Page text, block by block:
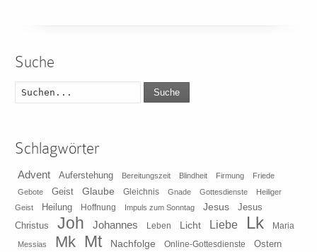
Suche
Suche
Schlagwörter
Advent Auferstehung Bereitungszeit Blindheit Firmung
Friede
Gebote
Geist Glaube Gleichnis Gnade Gottesdienste
Heiliger
Geist
Heilung Hoffnung Impuls zum Sonntag Jesus
Jesus
Christus
Joh Johannes Leben Licht Liebe Lk Maria
Messias Mk Mt Nachfolge Online-Gottesdienste Ostern